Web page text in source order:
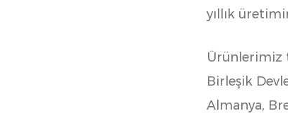
yıllık
Ürünlerimiz
Birleşik
Almanya,